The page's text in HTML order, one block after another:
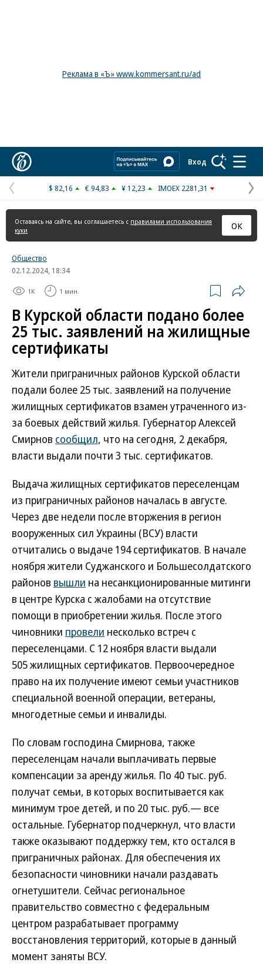
Реклама в «Ъ» www.kommersant.ru/ad
Вход
Предыдущая
страница
$ 82,16 € 94,83 ¥ 12,23 IMOEX 2281,31
Оставаясь на сайте, вы соглашаетесь с правилами использования
куки
ОК
Общество
02.12.2024, 18:34
1K 1 мин.
В Курской области подано более
25 тыс. заявлений на жилищные
сертификаты
Жители приграничных районов Курской области
подали более 25 тыс. заявлений на получение
жилищных сертификатов взамен утраченного из-
за боевых действий жилья. Губернатор Алексей
Смирнов сообщил, что на сегодня, 2 декабря,
власти выдали почти 3 тыс. сертификатов.
Выдача жилищных сертификатов переселенцам
из приграничных районов началась в августе.
Через две недели после вторжения в регион
вооруженных сил Украины (ВСУ) власти
отчитались о выдаче 194 сертификатов. В начале
ноября жители Суджанского и Большесолдатского
районов вышли на несанкционированные митинги
в центре Курска с жалобами на отсутствие
помощи в приобретении жилья. После этого
чиновники провели несколько встреч с
переселенцами. С 12 ноября власти выдали
505 жилищных сертификатов. Первоочередное
право на их получение имеют семьи участников
специальной военной операции, ветераны,
многодетные семьи и инвалиды.
По словам господина Смирнова, также
переселенцам начали выплачивать первые
компенсации за аренду жилья. По 40 тыс. руб.
получат семьи, в которых воспитывается как
минимум трое детей, и по 20 тыс. руб.— все
остальные. Губернатор подчеркнул, что власти
также оказывают поддержку тем, кто остался в
приграничных районах. Для обеспечения их
безопасности чиновники начали раздавать
огнетушители. Сейчас региональное
правительство совместно с федеральным
центром разрабатывает программу
восстановления территорий, которые в данный
момент заняты ВСУ.